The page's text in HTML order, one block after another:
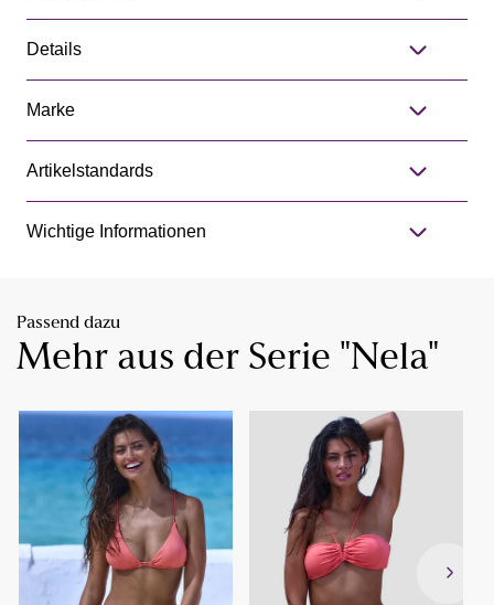
Details
Marke
Artikelstandards
Wichtige Informationen
Passend dazu
Mehr aus der Serie "Nela"